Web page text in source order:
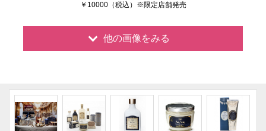
￥10000（税込）※限定店舗発売
他の画像をみる